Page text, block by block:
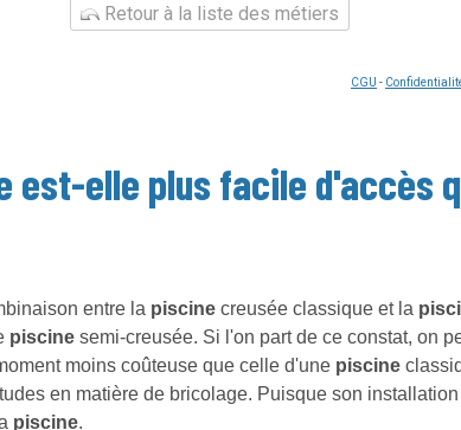
Retour à la liste des métiers
CGU -
est-elle plus facile d'accès
entre la piscine creusée classique et la
piscine semi-creusée. Si l'on part de ce constat, on
moins coûteuse que celle d'une piscine
en matière de bricolage. Puisque son
piscine.